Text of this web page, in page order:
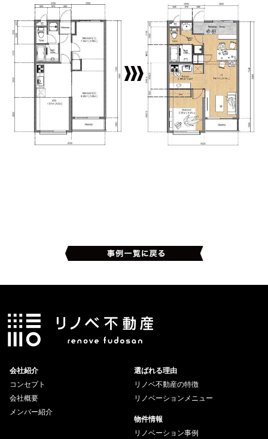
会社紹介
コンセプト
会社概要
メンバー紹介
選ばれる理由
リノベ不動産の特徴
リノベーションメニュー
物件情報
リノベーション事例